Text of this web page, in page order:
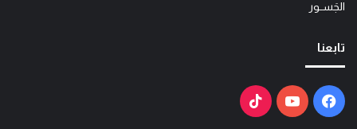
الجَســور
تابعنا
فيسبوكيوتيوب ‫TikTok